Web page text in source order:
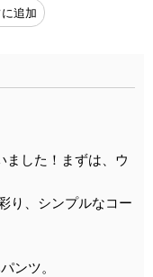
追加
ました！まずは、ウ
り、シンプルなコー
ンツ。